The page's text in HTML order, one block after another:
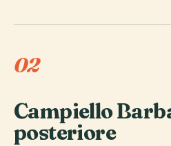
02
Campiello
posteriore